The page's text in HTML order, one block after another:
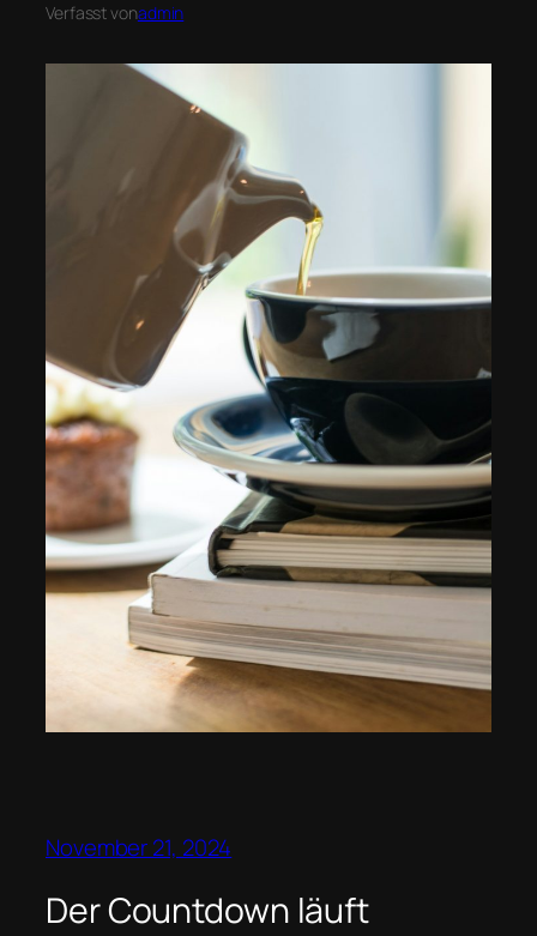
Verfasst vonadmin
November 21, 2024
Der Countdown läuft